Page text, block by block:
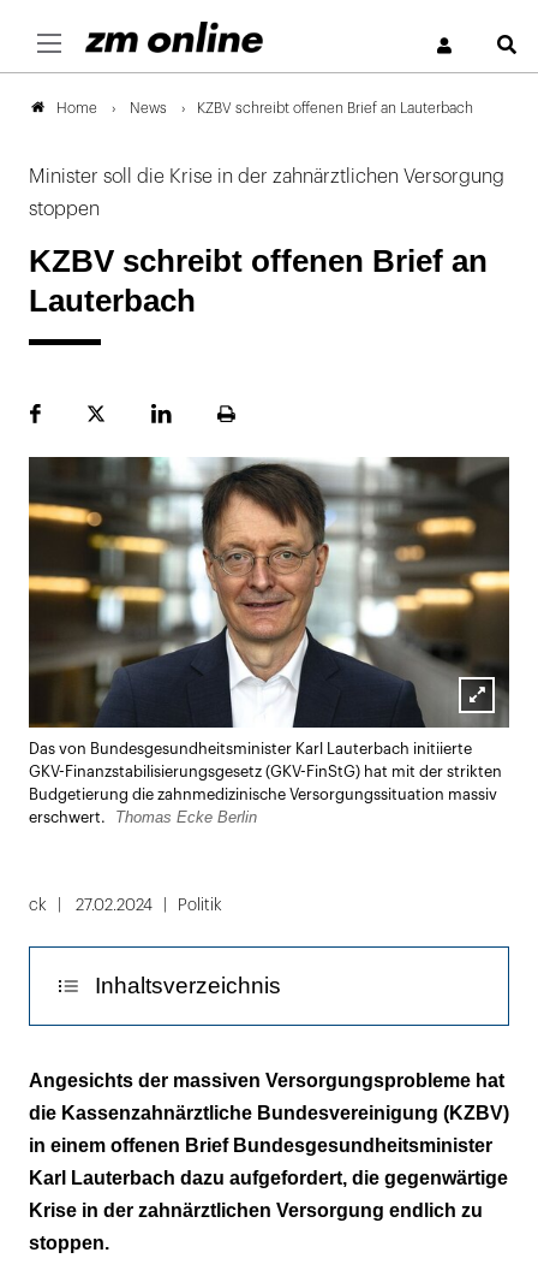
Home News KZBV schreibt offenen Brief an Lauterbach
Minister soll die Krise in der zahnärztlichen Versorgung
stoppen
KZBV schreibt offenen Brief an
Lauterbach
FacebookPlattformLinekdInSeite
Lightbox
öffnen
Das von Bundesgesundheitsminister Karl Lauterbach initiierte
GKV-Finanzstabilisierungsgesetz (GKV-FinStG) hat mit der strikten
Budgetierung die zahnmedizinische Versorgungssituation massiv
erschwert.
Thomas Ecke Berlin
ck 27.02.2024 Politik
Inhaltsverzeichnis
Es gibt keine Gesundheit ohne
Mundgesundheit
Angesichts der massiven Versorgungsprobleme hat
die Kassenzahnärztliche Bundesvereinigung (KZBV)
in einem offenen Brief Bundesgesundheitsminister
Karl Lauterbach dazu aufgefordert, die gegenwärtige
Krise in der zahnärztlichen Versorgung endlich zu
stoppen.